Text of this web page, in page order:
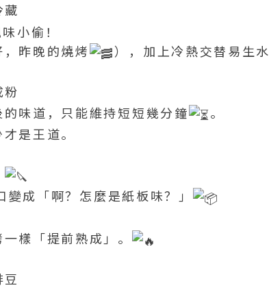
小偷！
昨晚的燒烤
），加上冷熱交替易生水
味道，只能維持短短幾分鐘
。
是王道。
成「啊？怎麼是紙板味？」
樣「提前熟成」。